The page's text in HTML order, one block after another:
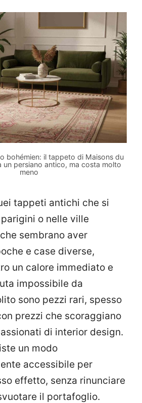
bohémien: il tappeto di Maisons du
un persiano antico, ma costa molto
meno
tappeti antichi che si
o nelle ville
sembrano aver
e case diverse,
un calore immediato e
impossibile da
sono pezzi rari, spesso
prezzi che scoraggiano
di interior design.
un modo
accessibile per
effetto, senza rinunciare
il portafoglio.